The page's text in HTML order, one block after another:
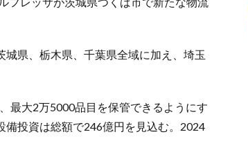
県、栃木県、千葉県全域に加え、埼玉
最大2万5000品目を保管できるようにす
備投資は総額で246億円を見込む。2024